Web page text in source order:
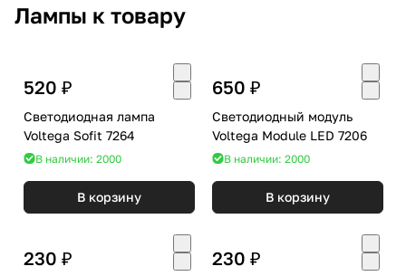
Лампы к товару
520 ₽
Светодиодная лампа
Voltega Sofit 7264
В наличии: 2000
В корзину
650 ₽
Светодиодный модуль
Voltega Module LED 7206
В наличии: 2000
В корзину
230 ₽ 230 ₽